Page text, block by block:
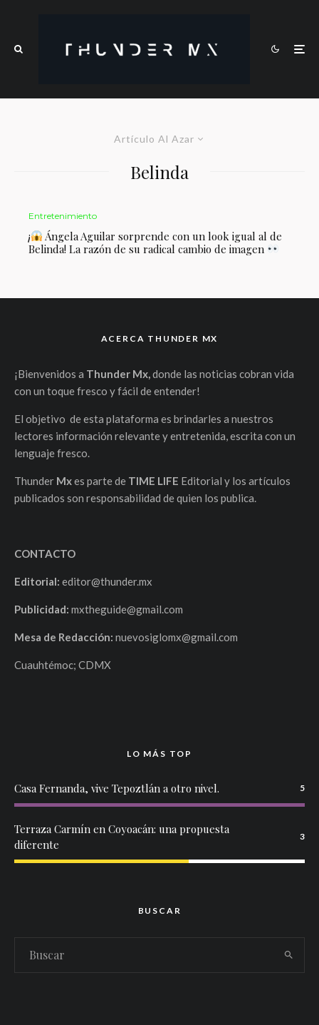
Artículo Al Azar
Belinda
Entretenimiento
¡
Ángela Aguilar sorprende con un look igual al de
Belinda! La razón de su radical cambio de imagen
ACERCA THUNDER MX
¡Bienvenidos a Thunder Mx,donde las noticias cobran vida
con un toque fresco y fácil de entender!
El objetivo de esta plataforma es brindarles a nuestros
lectores información relevante y entretenida, escrita con un
lenguaje fresco.
Thunder Mxes parte de TIME LIFE Editorial y los artículos
publicados son responsabilidad de quien los publica.
CONTACTO
Editorial: editor@thunder.mx
Publicidad: mxtheguide@gmail.com
Mesa de Redacción: nuevosiglomx@gmail.com
Cuauhtémoc; CDMX
LO MÁS TOP
Casa Fernanda, vive Tepoztlán a otro nivel. 5
Terraza Carmín en Coyoacán: una propuesta
diferente
3
BUSCAR